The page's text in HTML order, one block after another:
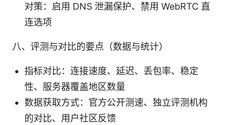
对策：启用 DNS 泄漏保护、禁用 WebRTC 直
连选项
八、评测与对比的要点（数据与统计）
指标对比：连接速度、延迟、丢包率、稳定
性、服务器覆盖地区数量
数据获取方式：官方公开测速、独立评测机构
的对比、用户社区反馈